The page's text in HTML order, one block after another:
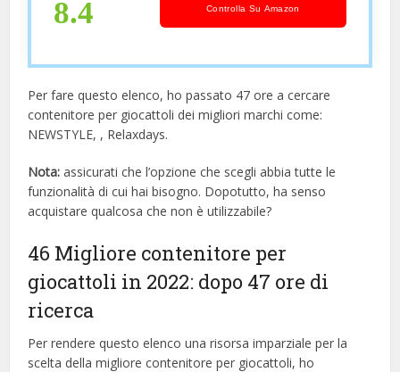
8.4 Controlla Su Amazon
Per fare questo elenco, ho passato 47 ore a cercare
contenitore per giocattoli dei migliori marchi come:
NEWSTYLE, , Relaxdays.
Nota: assicurati che l’opzione che scegli abbia tutte le
funzionalità di cui hai bisogno. Dopotutto, ha senso
acquistare qualcosa che non è utilizzabile?
46 Migliore contenitore per
giocattoli in 2022: dopo 47 ore di
ricerca
Per rendere questo elenco una risorsa imparziale per la
scelta della migliore contenitore per giocattoli, ​​ho